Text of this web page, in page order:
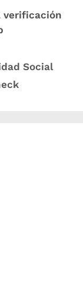
verificación
Social